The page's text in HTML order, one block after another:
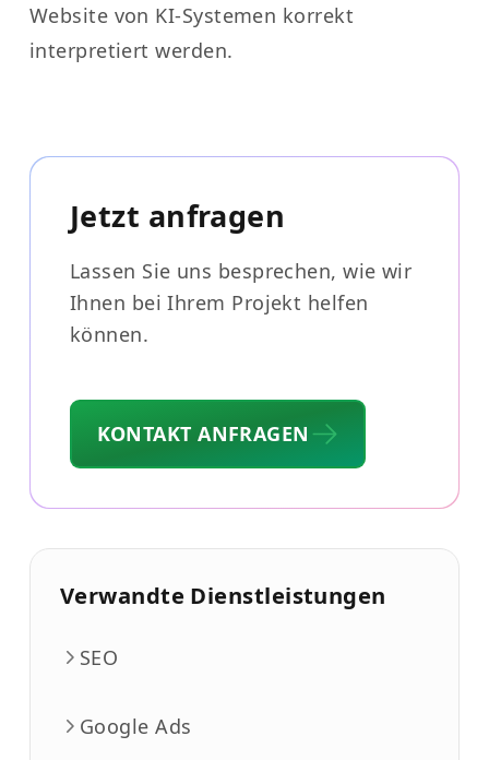
Website von KI-Systemen korrekt
interpretiert werden.
Jetzt anfragen
Lassen Sie uns besprechen, wie wir
Ihnen bei Ihrem Projekt helfen
können.
KONTAKT ANFRAGEN
Verwandte Dienstleistungen
SEO
Google Ads